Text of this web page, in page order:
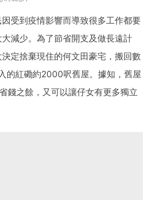
受到疫情影響而導致很多工作都要
減少。為了節省開支及做長遠計
定捨棄現住的何文田豪宅，搬回數
的紅磡約2000呎舊屋。據知，舊屋
錢之餘，又可以讓仔女有更多獨立